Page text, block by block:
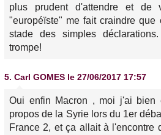
plus prudent d'attendre et de
"européïste" me fait craindre
stade des simples
trompe!
5. Carl GOMES le 27/06/2017 17:57
Oui enfin Macron , moi j'ai bien
propos de la Syrie lors du 1er
France 2, et ça allait à l'encontre